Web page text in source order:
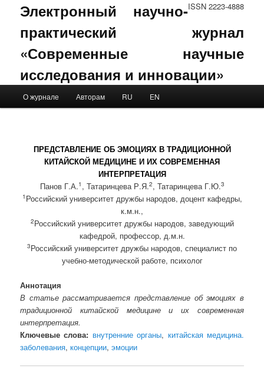
ISSN 2223-4888
Электронный научно-
практический журнал
«Современные научные
исследования и инновации»
Skip to primary content
Skip to secondary content
О журнале Авторам RU EN
ПРЕДСТАВЛЕНИЕ ОБ ЭМОЦИЯХ В ТРАДИЦИОННОЙ
КИТАЙСКОЙ МЕДИЦИНЕ И ИХ СОВРЕМЕННАЯ
ИНТЕРПРЕТАЦИЯ
Панов Г.А.1 , Татаринцева Р.Я.2, Татаринцева Г.Ю.3
1 Российский университет дружбы народов, доцент кафедры,
к.м.н.,
2Российский университет дружбы народов, заведующий
кафедрой, профессор, д.м.н.
3Российский университет дружбы народов, специалист по
учебно-методической работе, психолог
Аннотация
В статье рассматривается представление об эмоциях в
традиционной китайской медицине и их современная
интерпретация.
Ключевые слова: внутренние органы, китайская медицина.
заболевания,концепции,эмоции